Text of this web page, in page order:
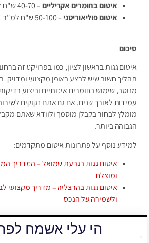
איטום בחומרים אקריליים– 40-70 ש"ח למ"ר
איטום פוליאוריטני– 50-100 ש"ח למ"ר
סיכום
איטום גגות בראשון לציון, כמו בפרויקט זה
תהליך חשוב שיש לבצע באופן מקצועי ומדויק.
מנוסה, שימוש בחומרים איכותיים וביצוע
עמידות לאורך שנים. אם גם אתם זקוקים
מומלץ לבחור בקבלן מוסמך ולוודא שאתם
הגבוהה ביותר.
למידע נוסף על פתרונות איטום מתקדמים:
איטום גגות בגבעת שמואל – המדריך
ומוצלח
איטום גגות בהרצליה – מדריך מקצועי
ולשמירה על הנכס
הי עלי אשמח